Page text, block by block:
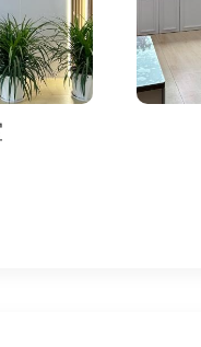
证
测认证，可以有效保
报告可以作为淘宝平
认证，可以有效规避